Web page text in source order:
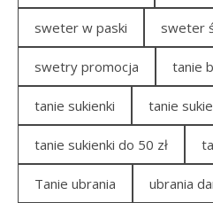
sweter w paski sweter
swetry promocja tanie
tanie sukienki tanie
tanie sukienki do 50 zł
Tanie ubrania ubrania